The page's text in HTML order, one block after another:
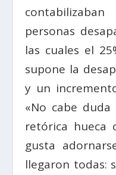
personas
las cuales el
supone la
y un
«No cabe
retórica hueca
gusta
llegaron todas: